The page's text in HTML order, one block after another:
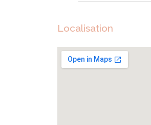
Localisation